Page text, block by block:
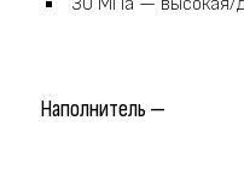
Наполнитель —